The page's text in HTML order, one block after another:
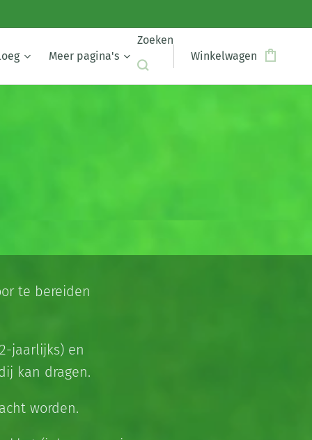
Meer pagina's
Zoeken
Winkelwagen
te bereiden
jaarlijks) en
kan dragen.
worden.